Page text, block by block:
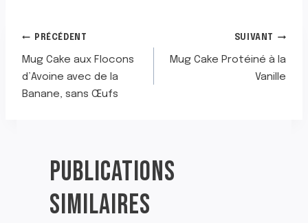
NAVIGATION
DE
PRÉCÉDENT
Mug Cake aux Flocons
d’Avoine avec de la
Banane, sans Œufs
SUIVANT
Mug Cake Protéiné à la
Vanille
PUBLICATIONS
SIMILAIRES